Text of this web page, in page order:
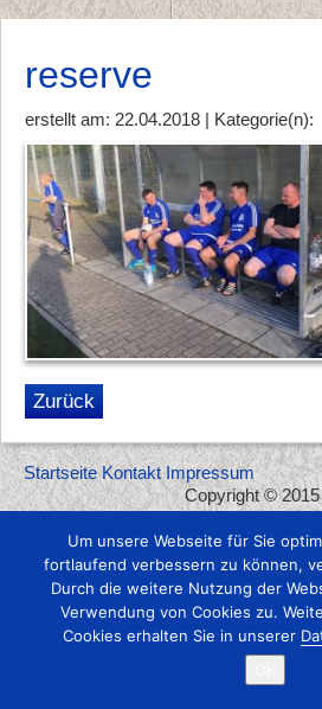
reserve
erstellt am: 22.04.2018 | Kategorie(n):
Zurück
Startseite Kontakt Impressum
Copyright ©
Um unsere Webseite für Sie
fortlaufend verbessern zu können,
Durch die weitere Nutzung der
Verwendung von Cookies zu.
Cookies erhalten Sie in unserer